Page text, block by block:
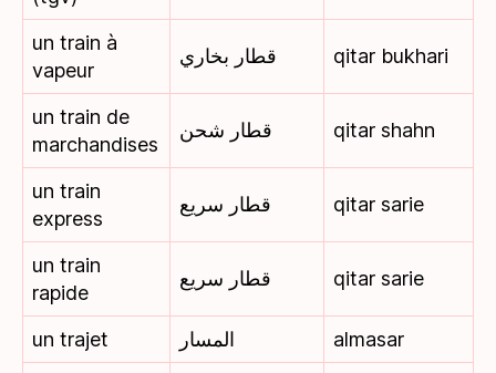
un train à
vapeur
قطار بخاري qitar bukhari
un train de
marchandises
قطار شحن qitar shahn
un train
express
قطار سريع qitar sarie
un train
rapide
قطار سريع qitar sarie
un trajet المسار
almasar